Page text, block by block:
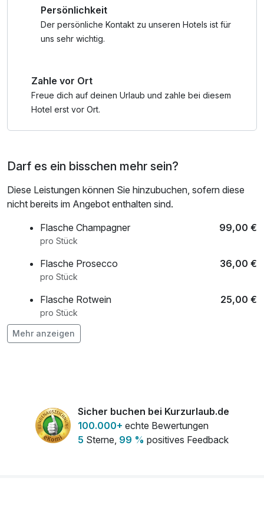
Persönlichkeit
Der persönliche Kontakt zu unseren Hotels ist für
uns sehr wichtig.
Zahle vor Ort
Freue dich auf deinen Urlaub und zahle bei diesem
Hotel erst vor Ort.
Darf es ein bisschen mehr sein?
Diese Leistungen können Sie hinzubuchen, sofern diese
nicht bereits im Angebot enthalten sind.
Flasche Champagner
99,00 €
pro Stück
Flasche Prosecco 36,00 €
pro Stück
Flasche Rotwein 25,00 €
pro Stück
Flasche Sekt
Mehr anzeigen
Sicher buchen bei Kurzurlaub.de
100.000+ echte Bewertungen
5 Sterne, 99 % positives Feedback